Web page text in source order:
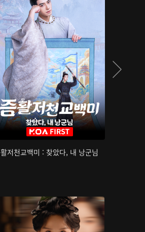
저천교백미 : 찾았다, 내 낭군님